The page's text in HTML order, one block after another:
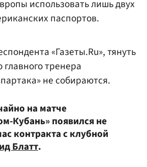
использовать лишь двух
паспортов.
«Газеты.Ru», тянуть
главного тренера
не собираются.
на матче
Кубань» появился не
контракта с клубной
Блатт.